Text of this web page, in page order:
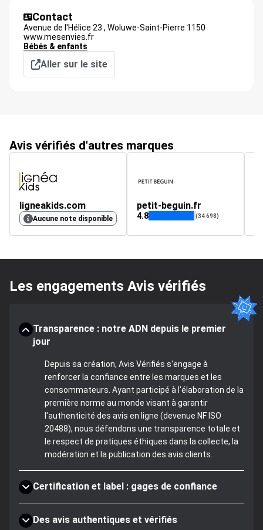
Contact
Avenue de l'Hélice 23 , Woluwe-Saint-Pierre 1150
www.mesenvies.fr
Bébés & enfants
Aller sur le site
Avis vérifiés d'autres marques
ligneakids.com
Aucune note disponible
petit-beguin.fr
4.8 (34 698)
Les engagements Avis vérifiés
Transparence : notre ADN depuis le premier
jour
Depuis sa création, Avis Vérifiés s'engage à
renforcer la confiance entre les marques et les
consommateurs. Ayant participé à l'élaboration de la
première norme au monde visant à garantir
l'authenticité des avis en ligne (devenue NF ISO
20488), nous défendons une transparence totale et
le respect de pratiques éthiques dans la collecte, la
modération et la publication des avis clients.
Certification et label : gages de confiance
Des avis authentiques et vérifiés